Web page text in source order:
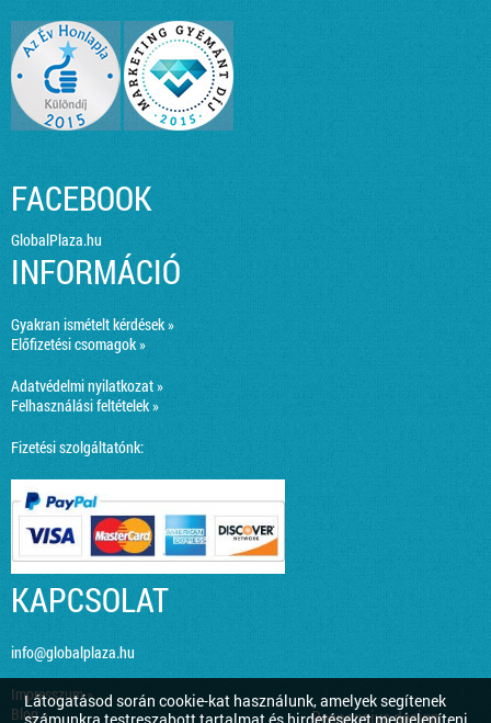
Látogatásod során cookie-kat használunk, amelyek segítenek
FACEBOOK
GlobalPlaza.hu
INFORMÁCIÓ
Gyakran ismételt kérdések »
Előfizetési csomagok »
Adatvédelmi nyilatkozat »
Felhasználási feltételek »
Fizetési szolgáltatónk:
KAPCSOLAT
info@globalplaza.hu
Impresszum »
Blog »
Responsive design